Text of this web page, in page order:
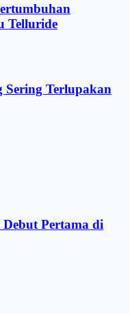
Telluride
Sering Terlupakan
Pertama di